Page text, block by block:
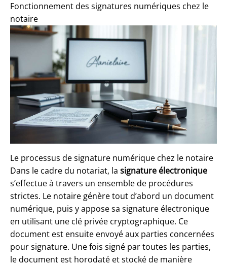
Fonctionnement des signatures numériques chez le
notaire
Le processus de signature numérique chez le notaire
Dans le cadre du notariat, la signature électronique
s’effectue à travers un ensemble de procédures
strictes. Le notaire génère tout d’abord un document
numérique, puis y appose sa signature électronique
en utilisant une clé privée cryptographique. Ce
document est ensuite envoyé aux parties concernées
pour signature. Une fois signé par toutes les parties,
le document est horodaté et stocké de manière